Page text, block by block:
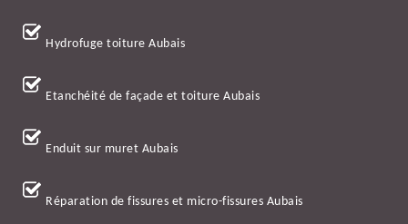
Hydrofuge toiture Aubais
Etanchéité de façade et toiture Aubais
Enduit sur muret Aubais
Réparation de fissures et micro-fissures Aubais